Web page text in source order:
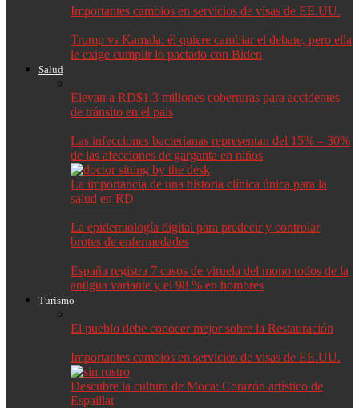
Importantes cambios en servicios de visas de EE.UU.
Trump vs Kamala: él quiere cambiar el debate, pero ella
le exige cumplir lo pactado con Biden
Salud
Elevan a RD$1.3 millones coberturas para accidentes
de tránsito en el país
Las infecciones bacterianas representan del 15% – 30%
de las afecciones de garganta en niños
La importancia de una historia clínica única para la
salud en RD
La epidemiología digital para predecir y controlar
brotes de enfermedades
España registra 7 casos de viruela del mono todos de la
antigua variante y el 98 % en hombres
Turismo
El pueblo debe conocer mejor sobre la Restauración
Importantes cambios en servicios de visas de EE.UU.
Descubre la cultura de Moca: Corazón artístico de
Espaillat